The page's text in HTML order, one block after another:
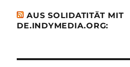
AUS SOLIDATITÄT MIT
DE.INDYMEDIA.ORG: